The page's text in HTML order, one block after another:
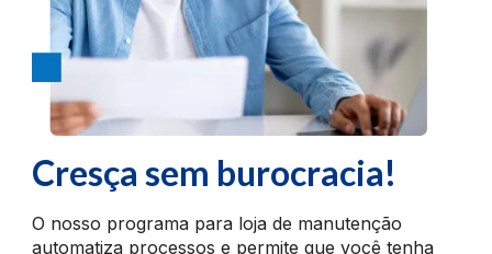
Cresça sem burocracia!
O nosso programa para loja de manutenção
automatiza processos e permite que você tenha